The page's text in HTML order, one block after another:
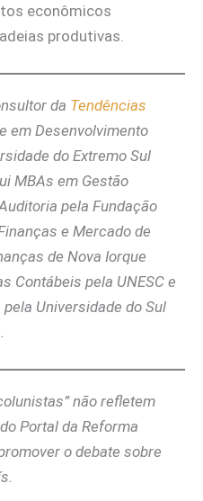
econômicos
produtivas.
da Tendências
em Desenvolvimento
do Extremo Sul
MBAs em Gestão
pela Fundação
e Mercado de
de Nova Iorque
Contábeis pela UNESC e
Universidade do Sul
não refletem
Portal da Reforma
o debate sobre